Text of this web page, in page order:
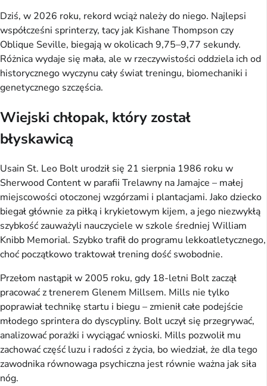
Dziś, w 2026 roku, rekord wciąż należy do niego. Najlepsi
współcześni sprinterzy, tacy jak Kishane Thompson czy
Oblique Seville, biegają w okolicach 9,75–9,77 sekundy.
Różnica wydaje się mała, ale w rzeczywistości oddziela ich od
historycznego wyczynu cały świat treningu, biomechaniki i
genetycznego szczęścia.
Wiejski chłopak, który został
błyskawicą
Usain St. Leo Bolt urodził się 21 sierpnia 1986 roku w
Sherwood Content w parafii Trelawny na Jamajce – małej
miejscowości otoczonej wzgórzami i plantacjami. Jako dziecko
biegał głównie za piłką i krykietowym kijem, a jego niezwykłą
szybkość zauważyli nauczyciele w szkole średniej William
Knibb Memorial. Szybko trafił do programu lekkoatletycznego,
choć początkowo traktował trening dość swobodnie.
Przełom nastąpił w 2005 roku, gdy 18-letni Bolt zaczął
pracować z trenerem Glenem Millsem. Mills nie tylko
poprawiał technikę startu i biegu – zmienił całe podejście
młodego sprintera do dyscypliny. Bolt uczył się przegrywać,
analizować porażki i wyciągać wnioski. Mills pozwolił mu
zachować część luzu i radości z życia, bo wiedział, że dla tego
zawodnika równowaga psychiczna jest równie ważna jak siła
nóg.